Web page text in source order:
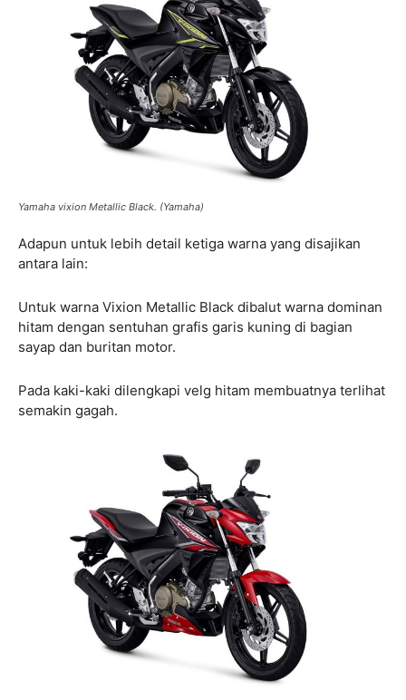
Yamaha vixion Metallic Black. (Yamaha)
Adapun untuk lebih detail ketiga warna yang disajikan
antara lain:
Untuk warna Vixion Metallic Black dibalut warna dominan
hitam dengan sentuhan grafis garis kuning di bagian
sayap dan buritan motor.
Pada kaki-kaki dilengkapi velg hitam membuatnya terlihat
semakin gagah.